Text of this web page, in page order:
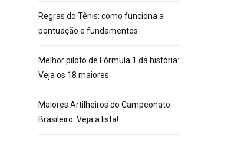
Regras do Tênis: como funciona a
pontuação e fundamentos
Melhor piloto de Fórmula 1 da história:
Veja os 18 maiores
Maiores Artilheiros do Campeonato
Brasileiro: Veja a lista!